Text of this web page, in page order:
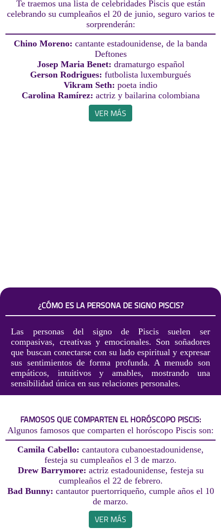
Te traemos una lista de celebridades Piscis que están
celebrando su cumpleaños el 20 de junio, seguro varios te
sorprenderán:
Chino Moreno: cantante estadounidense, de la banda
Deftones
Josep Maria Benet: dramaturgo español
Gerson Rodrigues: futbolista luxemburgués
Vikram Seth: poeta indio
Carolina Ramírez: actriz y bailarina colombiana
VER MÁS
¿CÓMO ES LA PERSONA DE SIGNO PISCIS?
Las personas del signo de Piscis suelen ser
compasivas, creativas y emocionales. Son soñadores
que buscan conectarse con su lado espiritual y expresar
sus sentimientos de forma profunda. A menudo son
empáticos, intuitivos y amables, mostrando una
sensibilidad única en sus relaciones personales.
FAMOSOS QUE COMPARTEN EL HORÓSCOPO PISCIS:
Algunos famosos que comparten el horóscopo Piscis son:
Camila Cabello: cantautora cubanoestadounidense,
festeja su cumpleaños el 3 de marzo.
Drew Barrymore: actriz estadounidense, festeja su
cumpleaños el 22 de febrero.
Bad Bunny: cantautor puertorriqueño, cumple años el 10
de marzo.
VER MÁS